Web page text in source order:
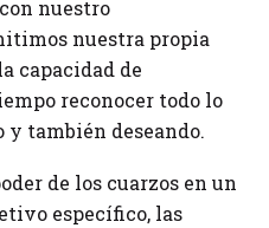
nuestro
nuestra propia
capacidad de
reconocer todo lo
y también deseando.
de los cuarzos en un
específico, las